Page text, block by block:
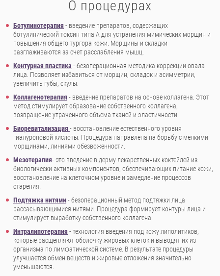
О процедурах
Ботулинотерапия - введение препаратов, содержащих
ботулинический токсин типа A для устранения мимических морщин и
повышения общего тургора кожи. Морщины и складки
разглаживаются за счет расслабления мышц.
Контурная пластика - безоперационная методика коррекции овала
лица. Позволяет избавиться от морщин, складок и асимметрии,
увеличить губы, скулы.
Коллагенотерапия - введение препаратов на основе коллагена. Этот
метод стимулирует образование собственного коллагена,
возвращение утраченного объема тканей и эластичности.
Биоревитализация - восстановление естественного уровня
гиалуроновой кислоты. Процедура направлена на борьбу с мелкими
морщинами, линиями обезвоженности.
Мезотерапия- это введение в дерму лекарственных коктейлей из
биологически активных компонентов, обеспечивающих питание кожи,
восстановление на клеточном уровне и замедление процессов
старения.
Подтяжка нитями- безоперационный метод подтяжки лица
рассасывающимися нитями. Процедура формирует контуры лица и
стимулирует выработку собственного коллагена.
Интралипотерапия - технология введения под кожу липолитиков,
которые расщепляют оболочку жировых клеток и выводят их из
организма по лимфатической системе. В результате процедуры
улучшается обмен веществ и жировые отложения значительно
уменьшаются.